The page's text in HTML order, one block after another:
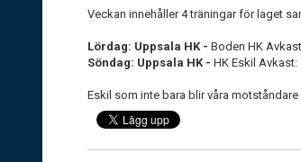
Veckan innehåller 4 träningar för laget
Lördag: Uppsala HK - Boden HK
Söndag: Uppsala HK - HK Eskil Avkast:
Eskil som inte bara blir våra